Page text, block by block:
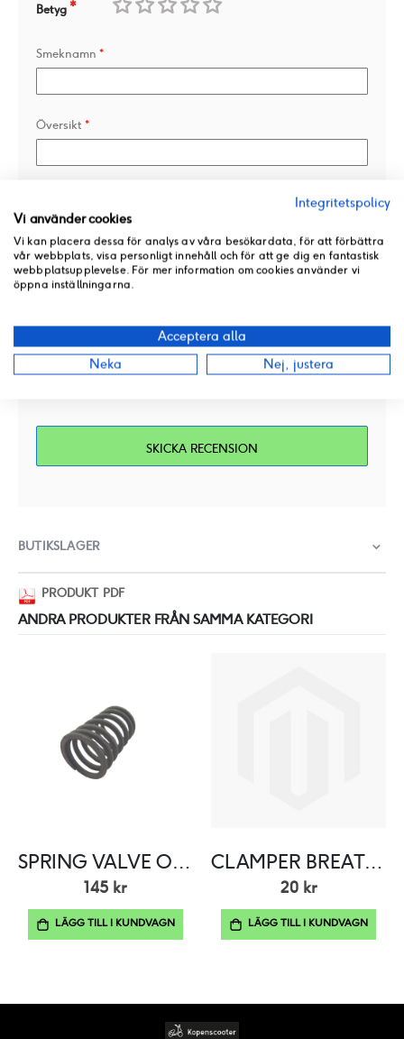
Betyg
Smeknamn
Översikt
SKICKA RECENSION
BUTIKSLAGER
PRODUKT PDF
ANDRA PRODUKTER FRÅN SAMMA KATEGORI
SPRING VALVE OUTER
145 kr
LÄGG TILL I KUNDVAGN
CLAMPER BREATHER TUBE
20 kr
LÄGG TILL I KUNDVAGN
Integritetspolicy
Vi använder cookies
Vi kan placera dessa för analys av våra besökardata, för att förbättra
vår webbplats, visa personligt innehåll och för att ge dig en fantastisk
webbplatsupplevelse. För mer information om cookies använder vi
öppna inställningarna.
Acceptera alla
Neka
Nej, justera